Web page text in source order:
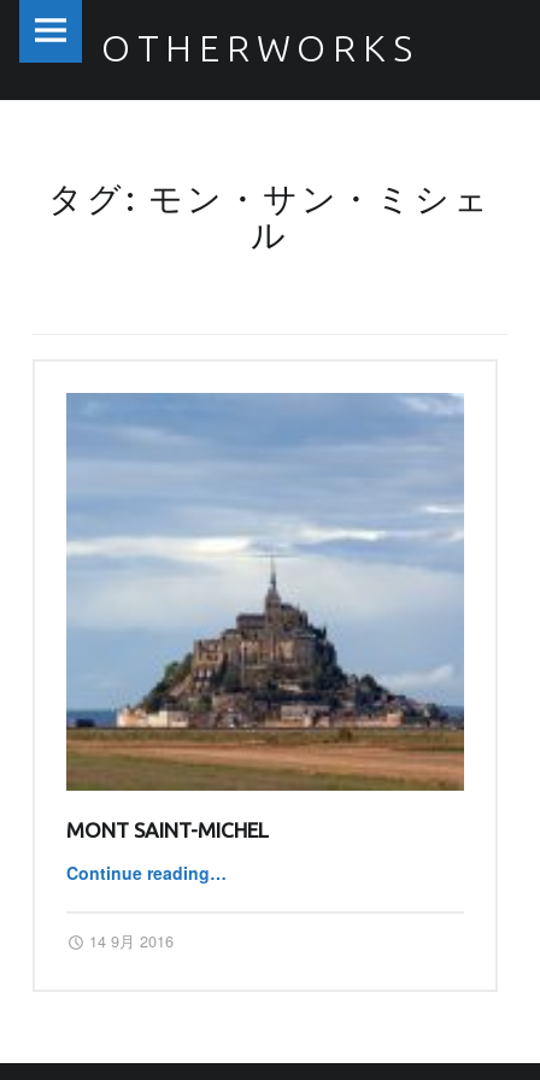
モン・サン・ミシェル – OTHERWORKS
OTHERWORKS
PRIMARY MENU
タグ: モン・サン・ミシェ
ル
MONT SAINT-MICHEL
Continue reading“Mont Saint-Michel”
…
Posted on:
14 9月 2016